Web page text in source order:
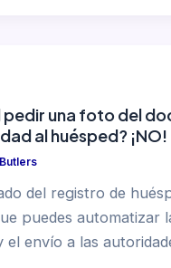
pedir una foto del
al huésped? ¡NO!
del registro de
puedes automatizar
el envío a las